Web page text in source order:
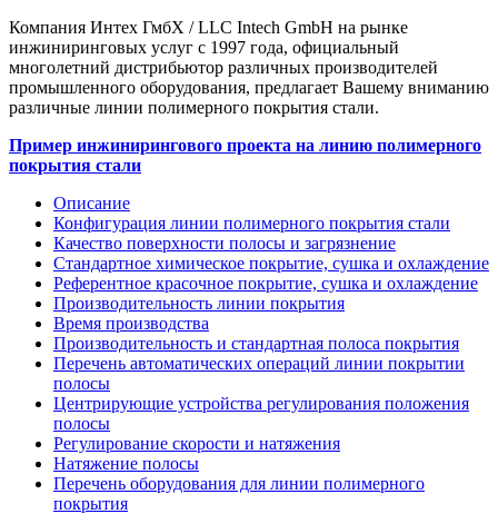
Компания Интех ГмбХ / LLC Intech GmbH на рынке
инжиниринговых услуг с 1997 года, официальный
многолетний дистрибьютор различных производителей
промышленного оборудования, предлагает Вашему вниманию
различные линии полимерного покрытия стали.
Пример инжинирингового проекта на линию полимерного
покрытия стали
Описание
Конфигурация линии полимерного покрытия стали
Качество поверхности полосы и загрязнение
Стандартное химическое покрытие, сушка и охлаждение
Референтное красочное покрытие, сушка и охлаждение
Производительность линии покрытия
Время производства
Производительность и стандартная полоса покрытия
Перечень автоматических операций линии покрытии
полосы
Центрирующие устройства регулирования положения
полосы
Регулирование скорости и натяжения
Натяжение полосы
Перечень оборудования для линии полимерного
покрытия